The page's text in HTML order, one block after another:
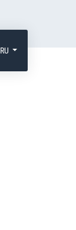
RU